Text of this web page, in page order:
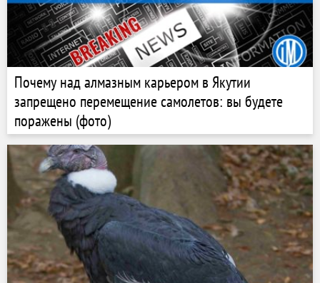
Почему над алмазным карьером в Якутии
запрещено перемещение самолетов: вы будете
поражены (фото)